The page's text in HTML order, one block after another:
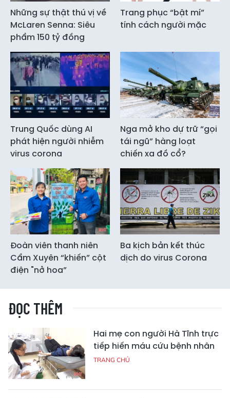
Những sự thật thú vị về
McLaren Senna: Siêu
phẩm 150 tỷ đồng
Trang phục “bật mí”
tính cách người mặc
Trung Quốc dùng AI
phát hiện người nhiễm
virus corona
Nga mở kho dự trữ “gọi
tái ngũ” hàng loạt
chiến xa đồ cổ?
Đoàn viên thanh niên
Cẩm Xuyên “khiến” cột
điện "nở hoa”
Ba kịch bản kết thúc
dịch do virus Corona
ĐỌC THÊM
Hai mẹ con người Hà Tĩnh trực
tiếp hiến máu cứu bệnh nhân
TRANG CHỦ